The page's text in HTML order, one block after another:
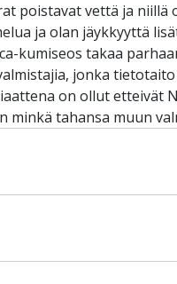
poistavat vettä ja
ja olan jäykkyyttä
kumiseos takaa
jonka
on ollut etteivät
tahansa muun